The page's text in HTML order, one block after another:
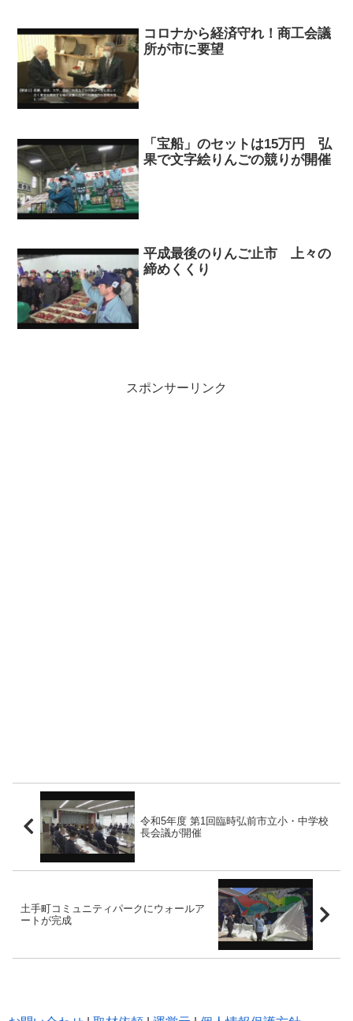
コロナから経済守れ！商工会議
所が市に要望
「宝船」のセットは15万円 弘
果で文字絵りんごの競りが開催
平成最後のりんご止市 上々の
締めくくり
スポンサーリンク
令和5年度 第1回臨時弘前市立小・中学校
長会議が開催
土手町コミュニティパークにウォールア
ートが完成